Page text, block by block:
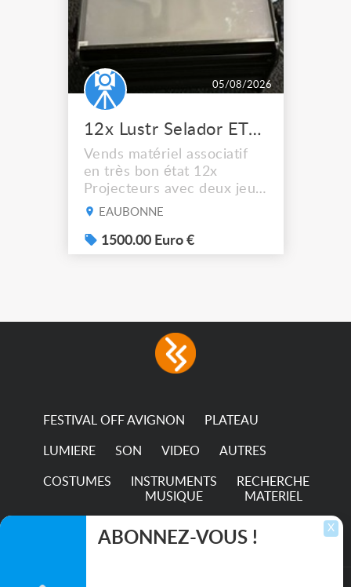
05/08/2026
12x Lustr Selador ETC Led 7x colors filtres
Vends matériel associatif
en très bon état 12x
Projecteurs avec deux jeux
de filtre filtre Lustr Selador
system – seven colour
LEDs providing the
consumption The
permanence of a 50,000-
EAUBONNE
1500.00 Euro €
FESTIVAL OFF AVIGNON PLATEAU
LUMIERE SON VIDEO AUTRES
COSTUMES
INSTRUMENTS
MUSIQUE
RECHERCHE
MATERIEL
TRANSPORTS X
ABONNEZ-VOUS !